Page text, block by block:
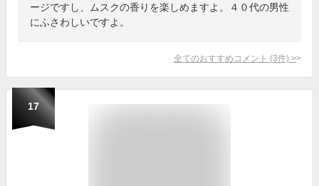
ージですし、ムスクの香りを楽しめますよ。４０代の男性
にふさわしいですよ。
全てのおすすめコメント (3件) >
17